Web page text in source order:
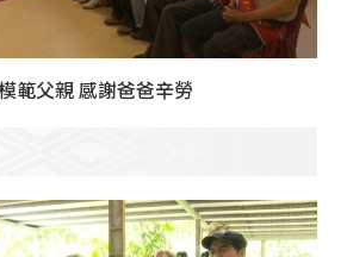
範父親 感謝爸爸辛勞